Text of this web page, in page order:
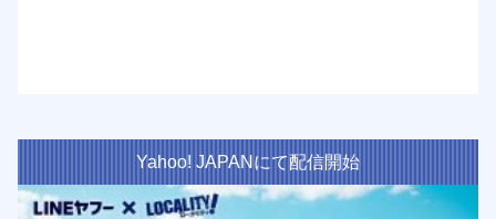
Yahoo! JAPANにて配信開始